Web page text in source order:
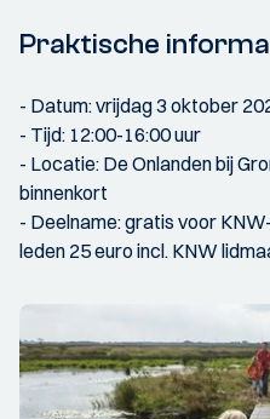
Praktische
- Datum: vrijdag 3 oktober
- Tijd: 12:00-16:00 uur
- Locatie: De Onlanden bij
binnenkort
- Deelname: gratis voor
leden 25 euro incl. KNW